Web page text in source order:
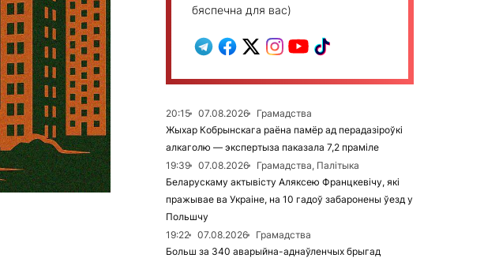
бяспечна для вас)
20:15 07.08.2026
Грамадства
Жыхар Кобрынскага раёна памёр ад перадазіроўкі
алкаголю — экспертыза паказала 7,2 праміле
19:39
07.08.2026
Грамадства, Палітыка
Беларускаму актывісту Аляксею Францкевічу, які
пражывае ва Украіне, на 10 гадоў забаронены ўезд у
Польшчу
19:22
07.08.2026
Грамадства
Больш за 340 аварыйна-аднаўленчых брыгад